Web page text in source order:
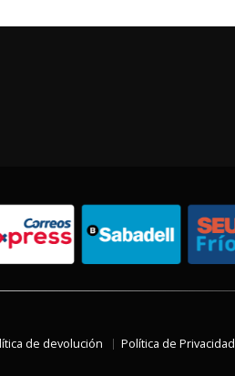
de devolución Política de Privacidad